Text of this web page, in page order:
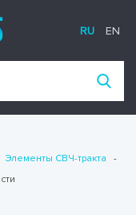
RU EN
Элементы СВЧ-тракта